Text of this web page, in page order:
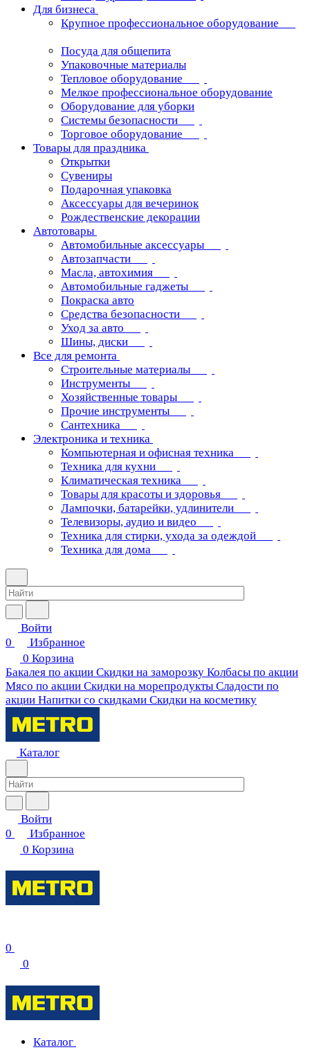
Для бизнеса
Крупное профессиональное оборудование
Посуда для общепита
Упаковочные материалы
Тепловое оборудование
Мелкое профессиональное оборудование
Оборудование для уборки
Системы безопасности
Торговое оборудование
Товары для праздника
Открытки
Сувениры
Подарочная упаковка
Аксессуары для вечеринок
Рождественские декорации
Автотовары
Автомобильные аксессуары
Автозапчасти
Масла, автохимия
Автомобильные гаджеты
Покраска авто
Средства безопасности
Уход за авто
Шины, диски
Все для ремонта
Строительные материалы
Инструменты
Хозяйственные товары
Прочие инструменты
Сантехника
Электроника и техника
Компьютерная и офисная техника
Техника для кухни
Климатическая техника
Товары для красоты и здоровья
Лампочки, батарейки, удлинители
Телевизоры, аудио и видео
Техника для стирки, ухода за одеждой
Техника для дома
Войти
0
Избранное
0 Корзина
Бакалея по акции Скидки на заморозку Колбасы по акции
Мясо по акции Скидки на морепродукты Сладости по
акции Напитки со скидками Скидки на косметику
Каталог
Войти
0
Избранное
0 Корзина
0
0
Каталог